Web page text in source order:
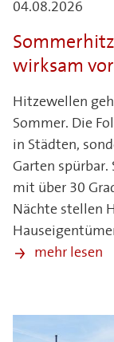
04.08.2026
wirksam
Hitzewellen
Sommer. Die
in Städten,
Garten spürbar.
mit über 30
Nächte stellen
mehr lesen